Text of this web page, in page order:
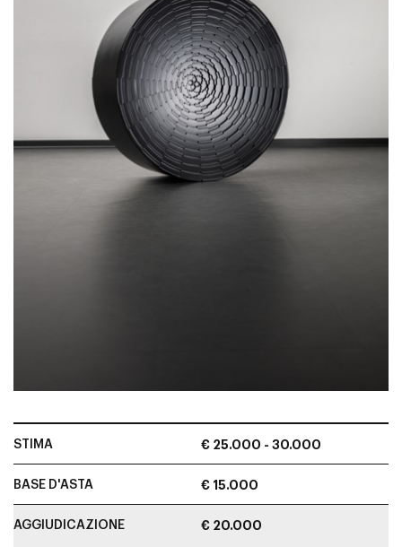
STIMA € 25.000 - 30.000
BASE D'ASTA € 15.000
AGGIUDICAZIONE € 20.000